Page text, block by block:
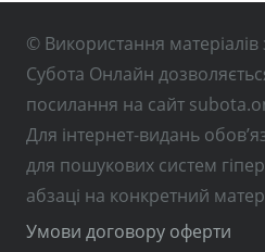
© Використання матеріалів
Субота Онлайн
посилання на сайт
Для інтернет-видань
для пошукових систем
абзаці на конкретний
Умови договору оферти